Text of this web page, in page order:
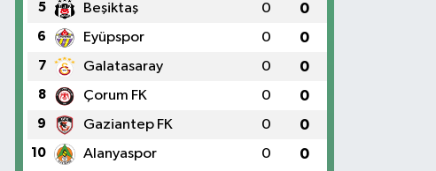
5 Beşiktaş 0 0
6 Eyüpspor 0 0
7 Galatasaray 0 0
8 Çorum FK 0 0
9 Gaziantep FK 0 0
10 Alanyaspor 0 0